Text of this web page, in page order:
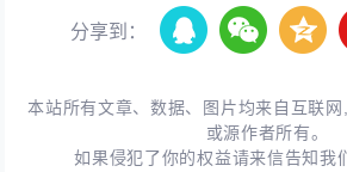
分享到：
本站所有文章、数据、图片均来自互联
或源作者所有。
如果侵犯了你的权益请来信告知我